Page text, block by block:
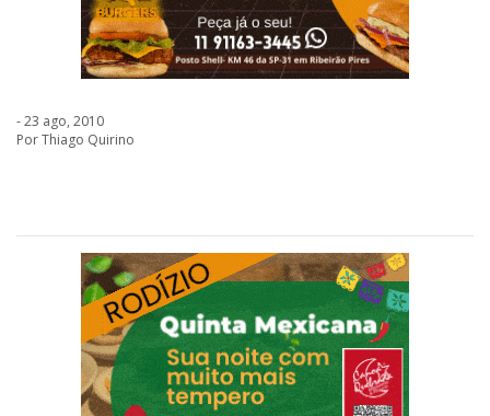
- 23 ago, 2010
Por Thiago Quirino